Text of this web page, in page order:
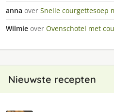
anna over Snelle courgettesoep
Wilmie over Ovenschotel met
Nieuwste recepten